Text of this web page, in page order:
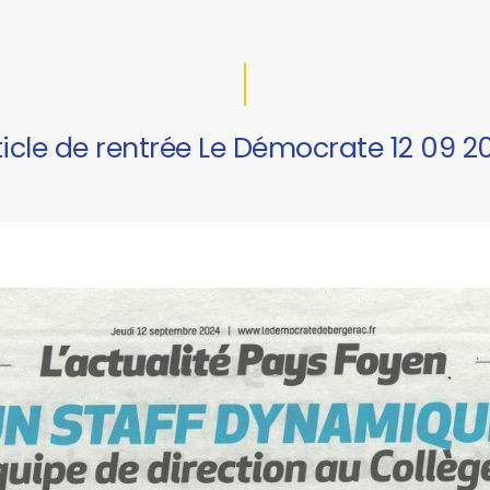
de rentrée Le Démocrate 12 09